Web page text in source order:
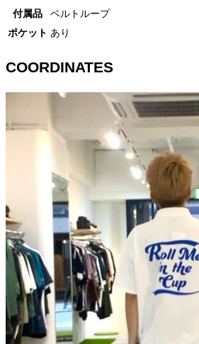
付属品
ベルトループ
ポケット あり
COORDINATES